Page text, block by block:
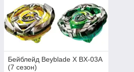
Бейблейд Beyblade X BX-03A
(7 сезон)